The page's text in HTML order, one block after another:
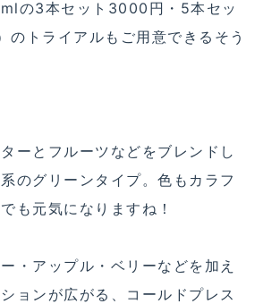
の3本セット3000円・5本セッ
のトライアルもご用意できるそう
ーとフルーツなどをブレンドし
のグリーンタイプ。色もカラフ
も元気になりますね！
・アップル・ベリーなどを加え
ョンが広がる、コールドプレス